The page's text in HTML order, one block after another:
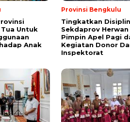
Untuk
Anak
Provinsi Bengkulu
Tingkatkan Disiplin
Sekdaprov
Pimpin Apel Pagi
Kegiatan Donor
Inspektorat